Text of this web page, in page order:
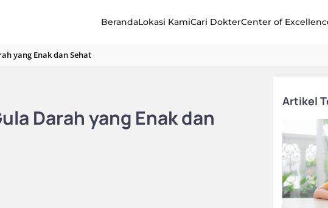
BerandaLokasi KamiCari DokterCenter of
yang Enak dan Sehat
Darah yang Enak dan
Artikel